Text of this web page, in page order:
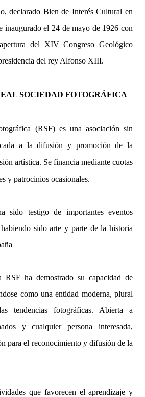
declarado Bien de Interés Cultural en
inaugurado el 24 de mayo de 1926 con
del XIV Congreso Geológico
del rey Alfonso XIII.
SOCIEDAD FOTOGRÁFICA
(RSF) es una asociación sin
a la difusión y promoción de la
artística. Se financia mediante cuotas
y patrocinios ocasionales.
sido testigo de importantes eventos
sido arte y parte de la historia
RSF ha demostrado su capacidad de
como una entidad moderna, plural
tendencias fotográficas. Abierta a
y cualquier persona interesada,
para el reconocimiento y difusión de la
que favorecen el aprendizaje y